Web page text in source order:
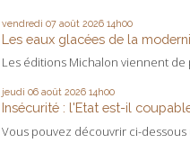
vendredi 07 août 2026 14h00
Les eaux glacées de la
Les éditions Michalon viennent de
jeudi 06 août 2026 14h00
Insécurité : l'Etat est-il coupable
Vous pouvez découvrir ci-dessous